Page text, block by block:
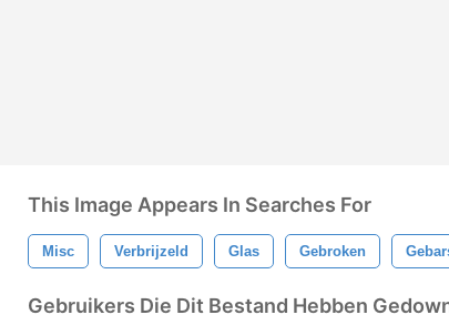
This Image Appears In Searches For
Misc Verbrijzeld Glas Gebroken
Gebruikers Die Dit Bestand Hebben